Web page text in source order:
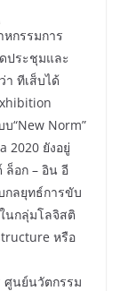
กรรมการ
ประชุมและ
า ทีเส็บได้
“New Norm”
2020 ยังอยู่
อก – อิน อี
กลยุทธ์การขับ
นกลุ่มโลจิสติ
หรือ
ศูนย์นวัตกรรม